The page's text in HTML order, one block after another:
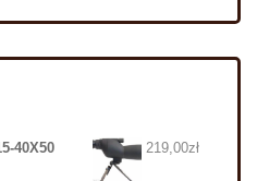
40X50 219,00zł